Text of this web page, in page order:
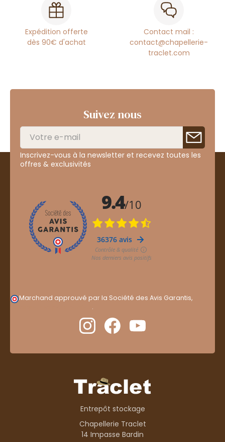
Expédition offerte
dès 90€ d'achat
Contact mail :
contact@chapellerie-
traclet.com
Suivez nous
Inscrivez-vous à la newsletter et recevez toutes les
offres & exclusivités
Marchand approuvé par la Société des Avis Garantis,
.
Entrepôt stockage
Chapellerie Traclet
14 Impasse Bardin